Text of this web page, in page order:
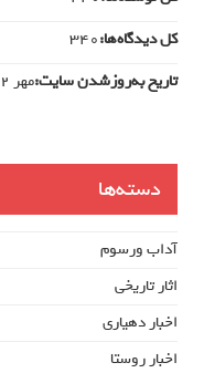
کل دیدگاه‌ها:340
تاریخ به‌روزشدن سایت:مهر ۲۲, ۱۳۹۵
دسته‌ها
آداب ورسوم
اثار تاریخی
اخبار دهیاری
اخبار روستا